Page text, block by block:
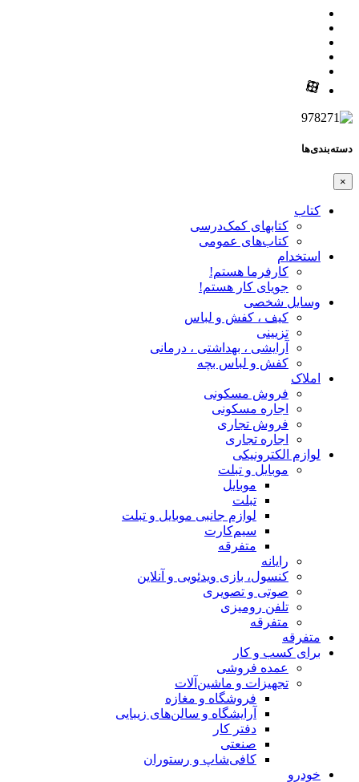
دسته‌بندی‌ها
×
کتاب
کتابهای کمک‌درسی
کتاب‌های عمومی
استخدام
کارفرما هستم!
جویای کار هستم!
وسایل شخصی
کیف ، کفش و لباس
تزیینی
آرایشی ، بهداشتی ، درمانی
کفش و لباس بچه
املاک
فروش مسکونی
اجاره مسکونی
فروش تجاری
اجاره تجاری
لوازم الکترونیکی
موبایل و تبلت
موبایل
تبلت
لوازم جانبی موبایل و تبلت
سیم‌کارت
متفرقه
رایانه
کنسول، بازی‌ ویدئویی و آنلاین
صوتی و تصویری
تلفن رومیزی
متفرقه
متفرقه
برای کسب و کار
عمده فروشی
تجهیزات و ماشین‌آلات
فروشگاه و مغازه
آرایشگاه و سالن‌های زیبایی
دفتر کار
صنعتی
کافی‌شاپ و رستوران
خودرو